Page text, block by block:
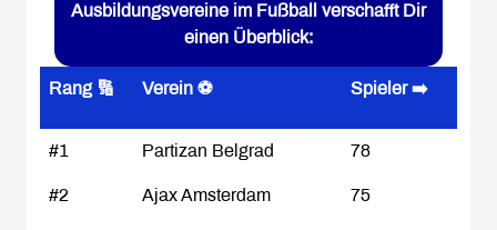
Ausbildungsvereine im Fußball verschafft Dir
einen Überblick:
Rang 🔢 Verein ⚽ Spieler ➡️
#1 Partizan Belgrad 78
#2 Ajax Amsterdam 75